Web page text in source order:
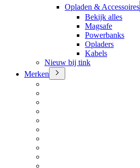
Opladen & Accessoires
Bekijk alles
Magsafe
Powerbanks
Opladers
Kabels
Nieuw bij tink
Merken